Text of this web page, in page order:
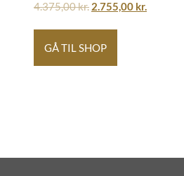
4.375,00kr. 2.755,00 kr.
GÅ TIL SHOP